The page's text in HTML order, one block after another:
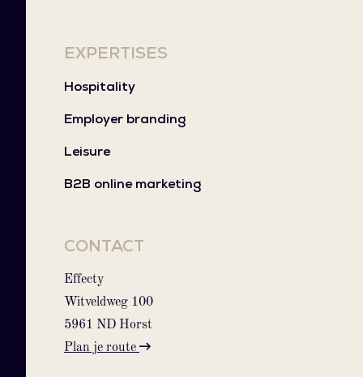
EXPERTISES
Hospitality
Employer branding
Leisure
B2B online marketing
CONTACT
Effecty
Witveldweg 100
5961 ND Horst
Plan je route